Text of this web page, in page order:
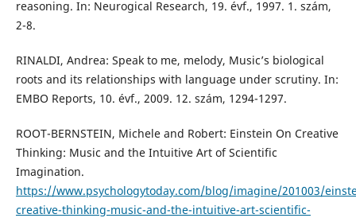
reasoning. In: Neurogical Research, 19. évf., 1997. 1. szám,
2-8.
RINALDI, Andrea: Speak to me, melody, Music’s biological
roots and its relationships with language under scrutiny. In:
EMBO Reports, 10. évf., 2009. 12. szám, 1294-1297.
ROOT-BERNSTEIN, Michele and Robert: Einstein On Creative
Thinking: Music and the Intuitive Art of Scientific
Imagination.
https://www.psychologytoday.com/blog/imagine/201003/
creative-thinking-music-and-the-intuitive-art-scientific-